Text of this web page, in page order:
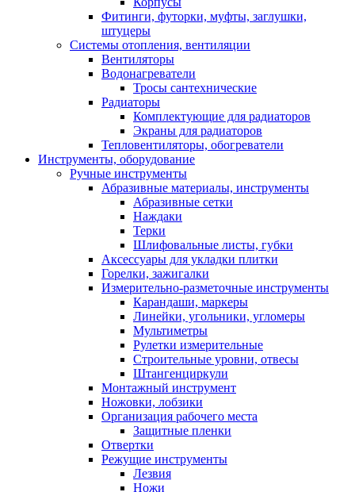
Фитинги, футорки, муфты, заглушки,
штуцеры
Системы отопления, вентиляции
Вентиляторы
Водонагреватели
Тросы сантехнические
Радиаторы
Комплектующие для радиаторов
Экраны для радиаторов
Тепловентиляторы, обогреватели
Инструменты, оборудование
Ручные инструменты
Абразивные материалы, инструменты
Абразивные сетки
Наждаки
Терки
Шлифовальные листы, губки
Аксессуары для укладки плитки
Горелки, зажигалки
Измерительно-разметочные инструменты
Карандаши, маркеры
Линейки, угольники, угломеры
Мультиметры
Рулетки измерительные
Строительные уровни, отвесы
Штангенциркули
Монтажный инструмент
Ножовки, лобзики
Организация рабочего места
Защитные пленки
Отвертки
Режущие инструменты
Лезвия
Ножи